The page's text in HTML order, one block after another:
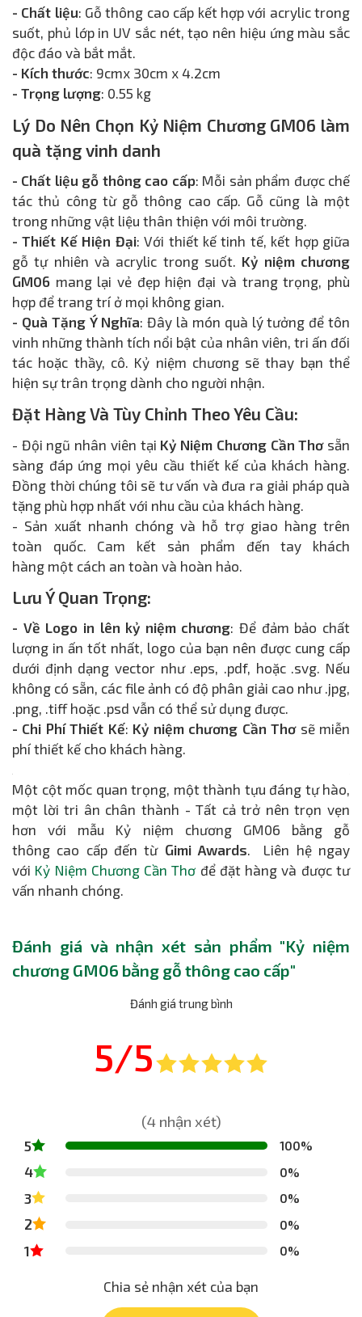
- Chất liệu: Gỗ thông cao cấp kết hợp với acrylic trong
suốt, phủ lớp in UV sắc nét, tạo nên hiệu ứng màu sắc
độc đáo và bắt mắt.
- Kích thước: 9cmx 30cm x 4.2cm
- Trọng lượng: 0.55 kg
Lý Do Nên Chọn Kỷ Niệm Chương GM06 làm
quà tặng vinh danh
- Chất liệu gỗ thông cao cấp: Mỗi sản phẩm được chế
tác thủ công từ gỗ thông cao cấp. Gỗ cũng là một
trong những vật liệu thân thiện với môi trường.
- Thiết Kế Hiện Đại: Với thiết kế tinh tế, kết hợp giữa
gỗ tự nhiên và acrylic trong suốt. Kỷ niệm chương
GM06 mang lại vẻ đẹp hiện đại và trang trọng, phù
hợp để trang trí ở mọi không gian.
- Quà Tặng Ý Nghĩa: Đây là món quà lý tưởng để tôn
vinh những thành tích nổi bật của nhân viên, tri ấn đối
tác hoặc thầy, cô. Kỷ niệm chương sẽ thay bạn thể
hiện sự trân trọng dành cho người nhận.
Đặt Hàng Và Tùy Chỉnh Theo Yêu Cầu:
- Đội ngũ nhân viên tại Kỷ Niệm Chương Cần Thơsẵn
sàng đáp ứng mọi yêu cầu thiết kế của khách hàng.
Đồng thời chúng tôi sẽ tư vấn và đưa ra giải pháp quà
tặng phù hợp nhất với nhu cầu của khách hàng.
- Sản xuất nhanh chóng và hỗ trợ giao hàng trên
toàn quốc. Cam kết sản phẩm đến tay khách
hàng một cách an toàn và hoàn hảo.
Lưu Ý Quan Trọng:
- Về Logo in lên kỷ niệm chương: Để đảm bảo chất
lượng in ấn tốt nhất, logo của bạn nên được cung cấp
dưới định dạng vector như .eps, .pdf, hoặc .svg. Nếu
không có sẵn, các file ảnh có độ phân giải cao như .jpg,
.png, .tiff hoặc .psd vẫn có thể sử dụng được.
- Chi Phí Thiết Kế: Kỷ niệm chương Cần Thơsẽ miễn
phí thiết kế cho khách hàng.
Một cột mốc quan trọng, một thành tựu đáng tự hào,
một lời tri ân chân thành - Tất cả trở nên trọn vẹn
hơn với mẫu Kỷ niệm chương GM06 bằng gỗ
thông cao cấp đến từ Gimi Awards. Liên hệ ngay
với Kỷ Niệm Chương Cần Thơ để đặt hàng và được tư
vấn nhanh chóng.
Đánh giá và nhận xét sản phẩm "Kỷ niệm
chương GM06 bằng gỗ thông cao cấp"
Đánh giá trung bình
5/5
(4 nhận xét)
5 100%
4 0%
3 0%
2 0%
1 0%
Chia sẻ nhận xét của bạn